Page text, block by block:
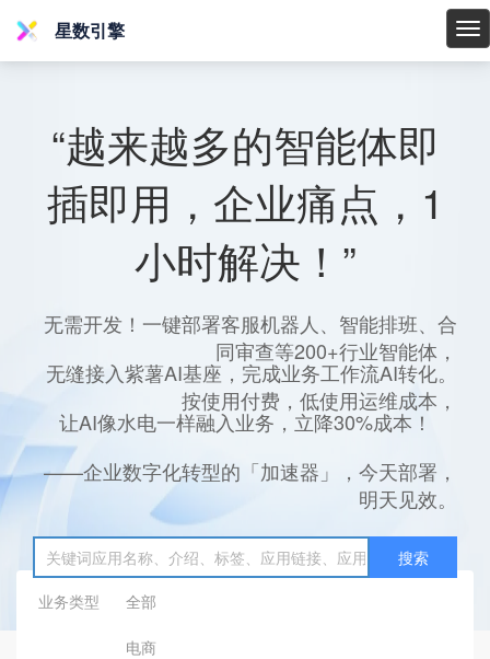
星
星数引擎
“越来越多的智能体即
插即用，企业痛点，1
小时解决！”
无需开发！一键部署客服机器人、智能排班、合
同审查等200+行业智能体，
无缝接入紫薯AI基座，完成业务工作流AI转化。
按使用付费，低使用运维成本，
让AI像水电一样融入业务，立降30%成本！
——企业数字化转型的「加速器」，今天部署，
明天见效。
搜索
业务类型
全部
电商